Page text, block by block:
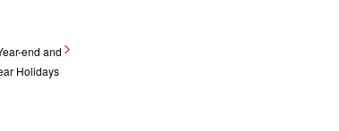
end and
Holidays